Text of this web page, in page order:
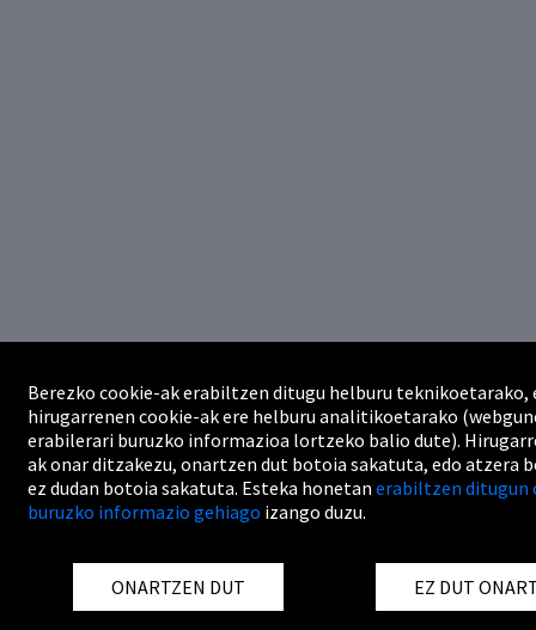
Berezko cookie-ak erabiltzen ditugu helburu teknikoetarako,
hirugarrenen cookie-ak ere helburu analitikoetarako
erabilerari buruzko informazioa lortzeko balio dute).
ak onar ditzakezu, onartzen dut botoia sakatuta, edo atzera
ez dudan botoia sakatuta. Esteka honetan erabiltzen ditugun
buruzko informazio gehiago izango duzu.
ONARTZEN DUT EZ DUT